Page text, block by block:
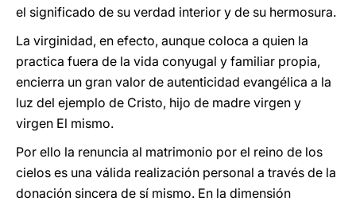
el significado de su verdad interior y de su hermosura.
La virginidad, en efecto, aunque coloca a quien la
practica fuera de la vida conyugal y familiar propia,
encierra un gran valor de autenticidad evangélica a la
luz del ejemplo de Cristo, hijo de madre virgen y
virgen El mismo.
Por ello la renuncia al matrimonio por el reino de los
cielos es una válida realización personal a través de la
donación sincera de sí mismo. En la dimensión